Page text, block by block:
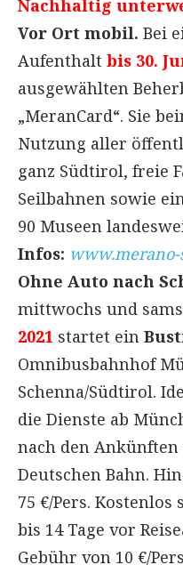
Nachhaltig
Vor Ort mobil. Bei
Aufenthalt bis 30.
ausgewählten
„MeranCard“. Sie
Nutzung aller
ganz Südtirol, freie
Seilbahnen sowie
90 Museen
Infos:
Ohne Auto nach
mittwochs und
2021 startet ein
Omnibusbahnhof
Schenna/Südtirol.
die Dienste ab
nach den
Deutschen Bahn.
75 €/Pers.
bis 14 Tage vor
Gebühr von 10 €/